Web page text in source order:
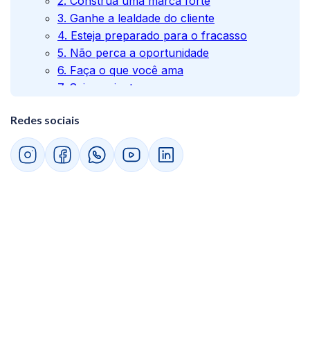
3. Ganhe a lealdade do cliente
4. Esteja preparado para o fracasso
5. Não perca a oportunidade
6. Faça o que você ama
7. Seja paciente
9. Cerque-se de profissionais
10. Não seja preguiçoso
15 melhores ideias para começar um negócio
do zero
Redes sociais